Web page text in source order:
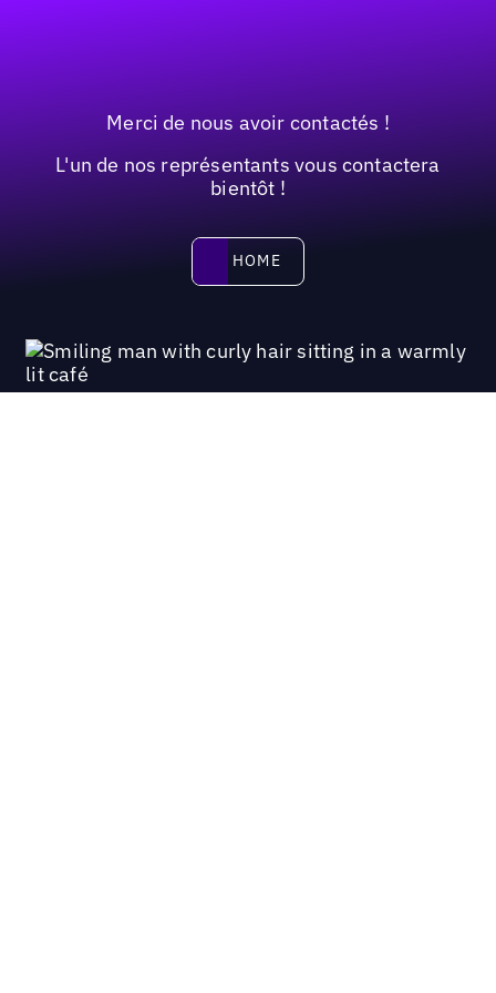
Merci de nous avoir contactés !
L'un de nos représentants vous contactera
bientôt !
HOMEHOME